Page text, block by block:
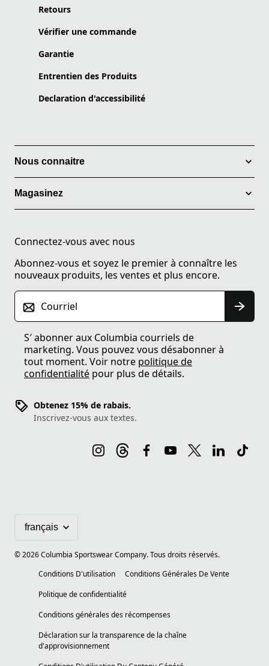
Retours
Vérifier une commande
Garantie
Entrentien des Produits
Declaration d'accessibilité
Nous connaitre
Magasinez
Connectez-vous avec nous
Abonnez-vous et soyez le premier à connaître les
nouveaux produits, les ventes et plus encore.
Courriel
S′ abonner aux Columbia courriels de
marketing. Vous pouvez vous désabonner à
tout moment. Voir notre politique de
confidentialité pour plus de détails.
Obtenez 15% de rabais.
Inscrivez-vous aux textes.
©2026Columbia Sportswear Company. Tous droits réservés.
Conditions D'utilisation
Conditions Générales De Vente
Politique de confidentialité
Conditions générales des récompenses
Déclaration sur la transparence de la chaîne
d'approvisionnement